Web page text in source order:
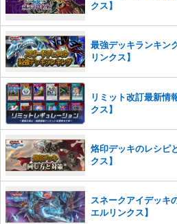
※一度削除したコメントは復元がで
また、過度な利用規約の違反や、弊社に
った場合は、法的措置をとらせていただ
かじめご理解くださいませ。
クス】
最強デッキランキン
リンクス】
リミット改訂最新情
クス】
烙印デッキのレシピ
クス】
スネークアイデッキ
エルリンクス】